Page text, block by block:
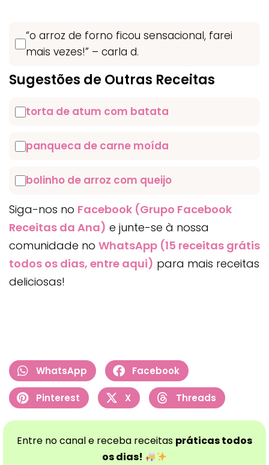
“o arroz de forno ficou sensacional, farei
mais vezes!” – carla d.
Sugestões de Outras Receitas
torta de atum com batata
panqueca de carne moída
bolinho de arroz com queijo
Siga-nos no Facebook (Grupo Facebook
Receitas da Ana) e junte-se à nossa
comunidade no WhatsApp (15 receitas grátis
todos os dias, entre aqui) para mais receitas
deliciosas!
WhatsApp Facebook
Pinterest X Threads
Entre no canal e receba receitas práticas todos
os dias!